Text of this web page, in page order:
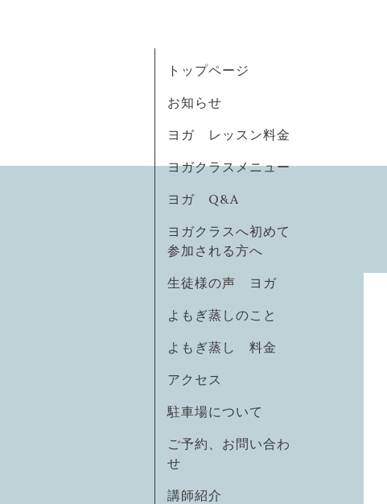
トップページ
お知らせ
ヨガ レッスン料金
ヨガクラスメニュー
ヨガ Q&A
ヨガクラスへ初めて
参加される方へ
生徒様の声 ヨガ
よもぎ蒸しのこと
よもぎ蒸し 料金
アクセス
駐車場について
ご予約、お問い合わ
せ
講師紹介